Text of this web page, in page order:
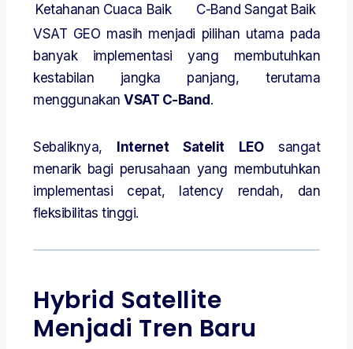
Ketahanan Cuaca Baik
C-Band Sangat Baik
VSAT GEO masih menjadi pilihan utama pada
banyak implementasi yang membutuhkan
kestabilan jangka panjang, terutama
menggunakan VSAT C-Band.
Sebaliknya, Internet Satelit LEOsangat
menarik bagi perusahaan yang membutuhkan
implementasi cepat, latency rendah, dan
fleksibilitas tinggi.
Hybrid Satellite
Menjadi Tren Baru